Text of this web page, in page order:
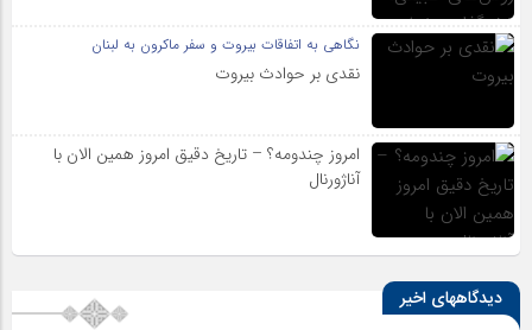
نگاهی به اتفاقات بیروت و سفر ماکرون به لبنان
نقدی بر حوادث بیروت
امروز چندومه؟ – تاریخ دقیق امروز همین الان با
آناژورنال
دیدگاههای اخیر